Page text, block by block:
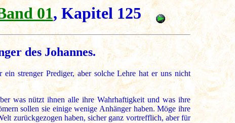
01, Kapitel 125
des Johannes.
strenger Prediger, aber solche Lehre hat er uns nicht
was nützt ihnen alle ihre Wahrhaftigkeit und was ihre
sollen sie einige wenige Anhänger haben. Möge ihre
zurückgezogen haben, sicher ganz vortrefflich, aber für